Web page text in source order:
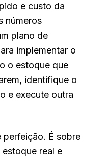
e custo da
números
plano de
implementar o
o estoque que
identifique o
e execute outra
perfeição. É sobre
real e